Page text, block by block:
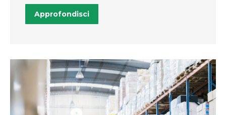
spedizione ADR aprilia
spedizione ADR pomezia
trasporto ADR pomezia
trasporto ADR roma sud
trasporto ADR santa palomba
trasporto ADR castelli romani
trasporto ADR ardea
Approfondisci